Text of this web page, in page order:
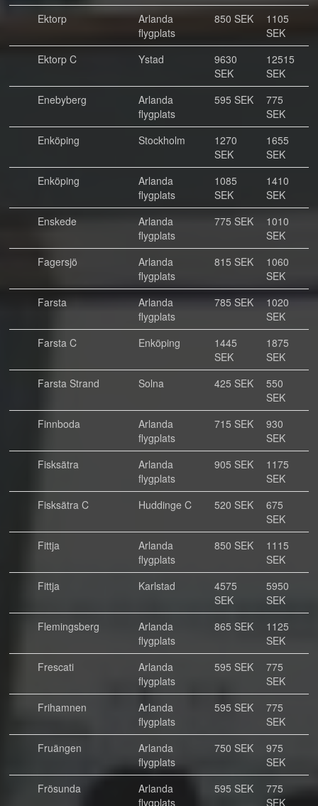
Ektorp
Arlanda
flygplats
850 SEK
1105
SEK
Ektorp C
Ystad
9630
SEK
12515
SEK
Enebyberg
Arlanda
flygplats
595 SEK
775
SEK
Enköping
Stockholm
1270
SEK
1655
SEK
Enköping
Arlanda
flygplats
1085
SEK
1410
SEK
Enskede
Arlanda
flygplats
775 SEK
1010
SEK
Fagersjö
Arlanda
flygplats
815 SEK
1060
SEK
Farsta
Arlanda
flygplats
785 SEK
1020
SEK
Farsta C
Enköping
1445
SEK
1875
SEK
Farsta Strand
Solna 425 SEK
550
SEK
Finnboda
Arlanda
flygplats
715 SEK
930
SEK
Fisksätra
Arlanda
flygplats
905 SEK
1175
SEK
Fisksätra C
Huddinge C 520 SEK
675
SEK
Fittja
Arlanda
flygplats
850 SEK
1115
SEK
Fittja
Karlstad
4575
SEK
5950
SEK
Flemingsberg
Arlanda
flygplats
865 SEK
1125
SEK
Frescati
Arlanda
flygplats
595 SEK
775
SEK
Frihamnen
Arlanda
flygplats
595 SEK
775
SEK
Fruängen
Arlanda
flygplats
750 SEK
975
SEK
Frösunda
Arlanda
flygplats
595 SEK
775
SEK